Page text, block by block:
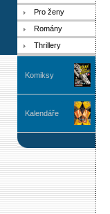
Pro ženy
Romány
Thrillery
Komiksy
Kalendáře